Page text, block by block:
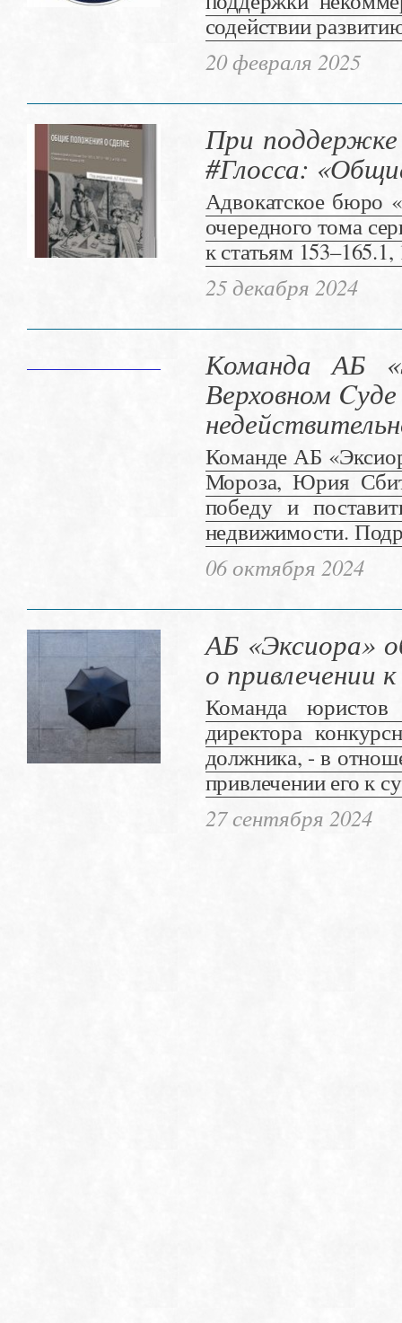
содействии
20 февраля 2025
При
#Глосса:
Адвокатское бюро
очередного тома
к статьям
25 декабря 2024
Команда АБ
Верховном
Команде АБ
Мороза, Юрия
победу и
недвижимости.
06 октября 2024
АБ «Эксиора»
о привлечении
Команда юристов
директора
должника, - в
привлечении его к
27 сентября 2024